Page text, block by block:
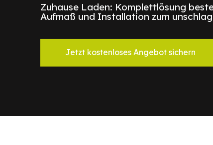
Zuhause Laden: Komplettlösung
Aufmaß und Installation zum
Jetzt kostenloses Angebot sichern